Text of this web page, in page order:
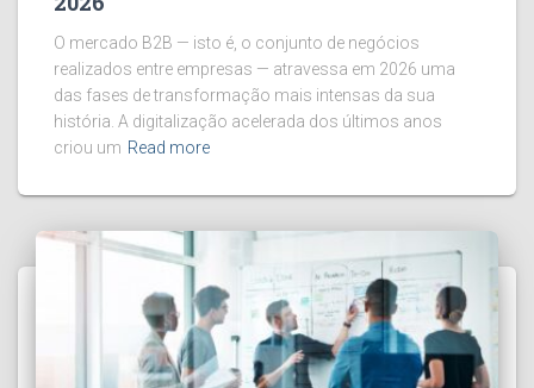
O mercado B2B — isto é, o conjunto de negócios
realizados entre empresas — atravessa em 2026 uma
das fases de transformação mais intensas da sua
história. A digitalização acelerada dos últimos anos
criou um Read more